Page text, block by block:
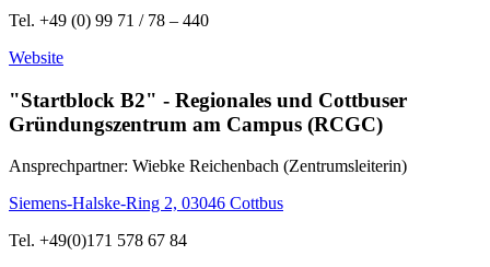
Tel. +49 (0) 99 71 / 78 – 440
Website
"Startblock B2" - Regionales und Cottbuser
Gründungszentrum am Campus (RCGC)
Ansprechpartner: Wiebke Reichenbach (Zentrumsleiterin)
Siemens-Halske-Ring 2, 03046 Cottbus
Tel. +49(0)171 578 67 84